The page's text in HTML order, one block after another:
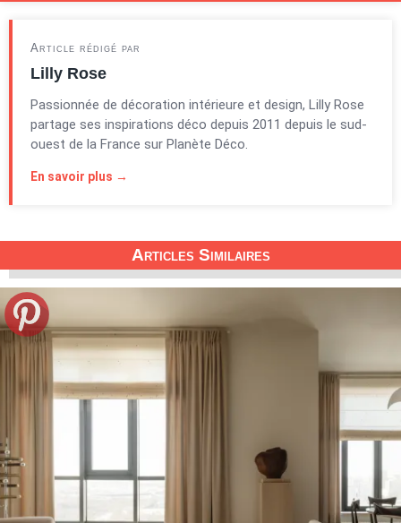
Article rédigé par
Lilly Rose
Passionnée de décoration intérieure et design, Lilly Rose
partage ses inspirations déco depuis 2011 depuis le sud-
ouest de la France sur Planète Déco.
En savoir plus →
Articles Similaires